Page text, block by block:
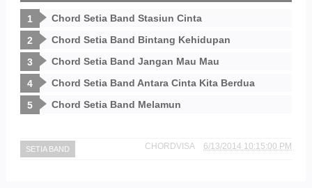
Chord Setia Band Stasiun Cinta
Chord Setia Band Bintang Kehidupan
Chord Setia Band Jangan Mau Mau
Chord Setia Band Antara Cinta Kita Berdua
Chord Setia Band Melamun
SETIA BAND CHORDVISA 6/13/2014 10:15:00 PM